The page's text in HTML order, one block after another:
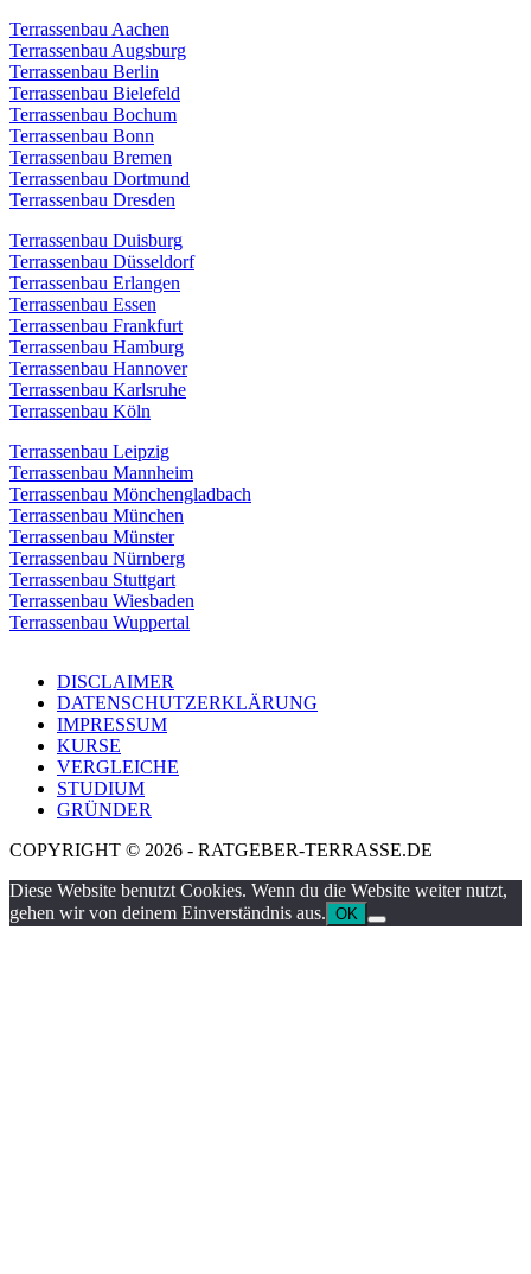
Terrassenbau Aachen
Terrassenbau Augsburg
Terrassenbau Berlin
Terrassenbau Bielefeld
Terrassenbau Bochum
Terrassenbau Bonn
Terrassenbau Bremen
Terrassenbau Dortmund
Terrassenbau Dresden
Terrassenbau Duisburg
Terrassenbau Düsseldorf
Terrassenbau Erlangen
Terrassenbau Essen
Terrassenbau Frankfurt
Terrassenbau Hamburg
Terrassenbau Hannover
Terrassenbau Karlsruhe
Terrassenbau Köln
Terrassenbau Leipzig
Terrassenbau Mannheim
Terrassenbau Mönchengladbach
Terrassenbau München
Terrassenbau Münster
Terrassenbau Nürnberg
Terrassenbau Stuttgart
Terrassenbau Wiesbaden
Terrassenbau Wuppertal
DISCLAIMER
DATENSCHUTZERKLÄRUNG
IMPRESSUM
KURSE
VERGLEICHE
STUDIUM
GRÜNDER
COPYRIGHT © 2026 - RATGEBER-TERRASSE.DE
Diese Website benutzt Cookies. Wenn du die Website weiter nutzt,
gehen wir von deinem Einverständnis aus. OK